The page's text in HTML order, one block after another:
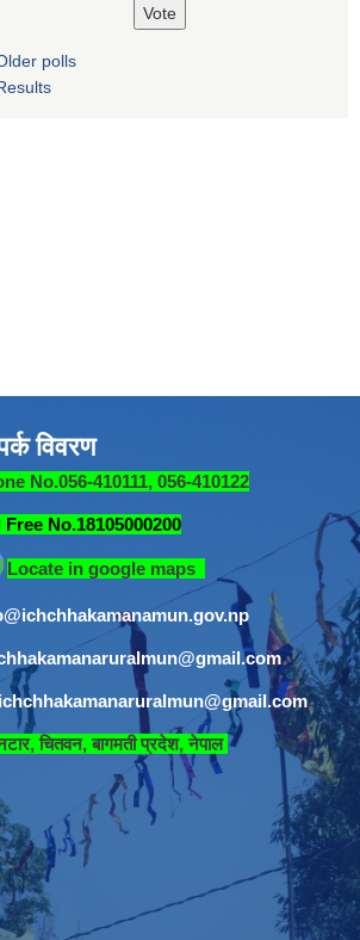
polls
विवरण
No.056-410111, 056-410122
Free No.18105000200
Locate in google maps
​
चितवन, बागमती प्रदेश, नेपाल